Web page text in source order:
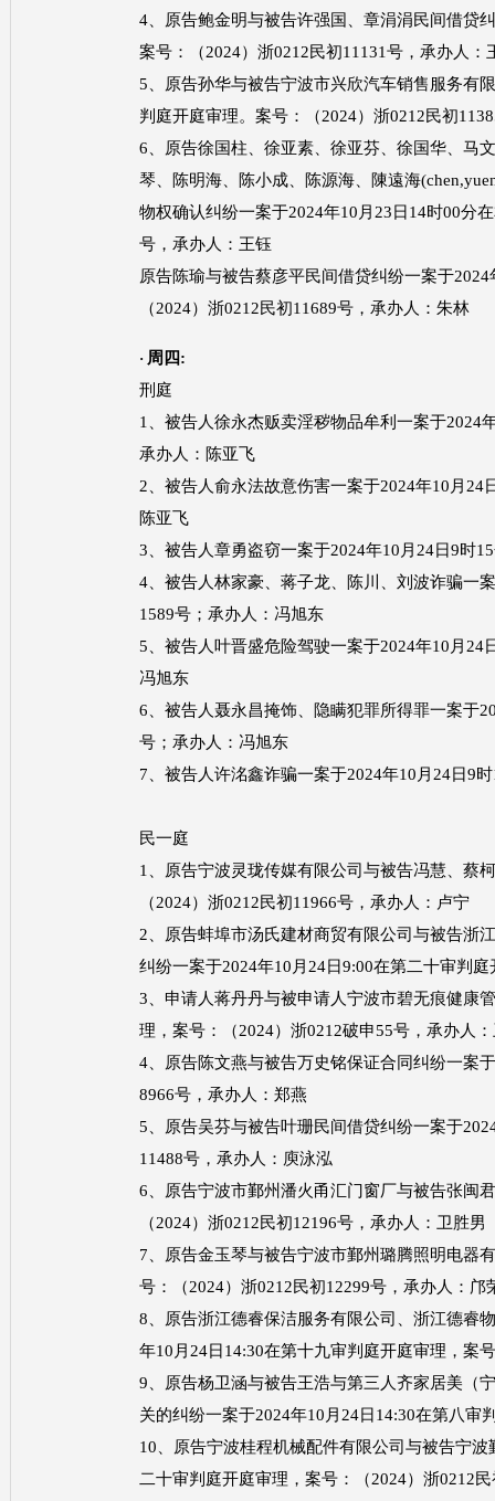
4、原告鲍金明与被告许强国、章涓涓民间借贷
案号：（2024）浙0212民初11131号，承办人：
5、原告孙华与被告宁波市兴欣汽车销售服务有
判庭开庭审理。案号：（2024）浙0212民初
6、原告徐国柱、徐亚素、徐亚芬、徐国华、马
琴、陈明海、陈小成、陈源海、陳遠海
物权确认纠纷一案于2024年10月23日14时00分
号，承办人：王钰
原告陈瑜与被告蔡彦平民间借贷纠纷一案于
（2024）浙0212民初11689号，承办人：朱林
· 周四:
刑庭
1、被告人徐永杰贩卖淫秽物品牟利一案于2024
承办人：陈亚飞
2、被告人俞永法故意伤害一案于2024年10月
陈亚飞
3、被告人章勇盗窃一案于2024年10月24日9时
4、被告人林家豪、蒋子龙、陈川、刘波诈骗一
1589号；承办人：冯旭东
5、被告人叶晋盛危险驾驶一案于2024年10月24
冯旭东
6、被告人聂永昌掩饰、隐瞒犯罪所得罪一案于
号；承办人：冯旭东
7、被告人许洺鑫诈骗一案于2024年10月24日9
民一庭
1、原告宁波灵珑传媒有限公司与被告冯慧、蔡
（2024）浙0212民初11966号，承办人：卢宁
2、原告蚌埠市汤氏建材商贸有限公司与被告浙
纠纷一案于2024年10月24日9:00在第二十审判
3、申请人蒋丹丹与被申请人宁波市碧无痕健康
理，案号：（2024）浙0212破申55号，承办人
4、原告陈文燕与被告万史铭保证合同纠纷一案
8966号，承办人：郑燕
5、原告吴芬与被告叶珊民间借贷纠纷一案于
11488号，承办人：庾泳泓
6、原告宁波市鄞州潘火甬汇门窗厂与被告张闽
（2024）浙0212民初12196号，承办人：卫胜男
7、原告金玉琴与被告宁波市鄞州璐腾照明电器
号：（2024）浙0212民初12299号，承办人：邝
8、原告浙江德睿保洁服务有限公司、浙江德睿
年10月24日14:30在第十九审判庭开庭审理，案
9、原告杨卫涵与被告王浩与第三人齐家居美（
关的纠纷一案于2024年10月24日14:30在第八审
10、原告宁波桂程机械配件有限公司与被告宁
二十审判庭开庭审理，案号：（2024）浙0212